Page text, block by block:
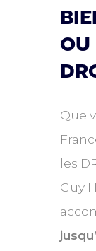
ou
Que
les
Guy